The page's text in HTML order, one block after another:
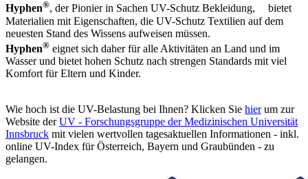
Hyphen®, der Pionier in Sachen UV-Schutz Bekleidung,ﾠ bietet
Materialien mit Eigenschaften, die UV-Schutz Textilien auf dem
neuesten Stand des Wissens aufweisen müssen.
Hyphen® eignet sich daher für alle Aktivitäten an Land und im
Wasser und bietet hohen Schutz nach strengen Standards mit viel
Komfort für Eltern und Kinder.
Wie hoch ist die UV-Belastung bei Ihnen? Klicken Sie hierum zur
Website derUV - Forschungsgruppe der Medizinischen Universität
Innsbruck mit vielen wertvollen tagesaktuellen Informationen - inkl.
online UV-Index für Österreich, Bayern und Graubünden - zu
gelangen.